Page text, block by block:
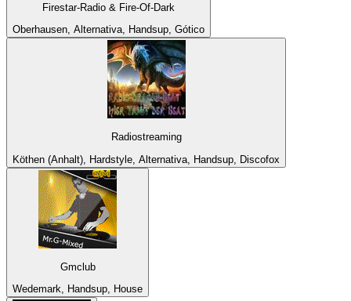
Firestar-Radio & Fire-Of-Dark
Oberhausen, Alternativa, Handsup, Gótico
Radiostreaming
Köthen (Anhalt), Hardstyle, Alternativa, Handsup, Discofox
Gmclub
Wedemark, Handsup, House